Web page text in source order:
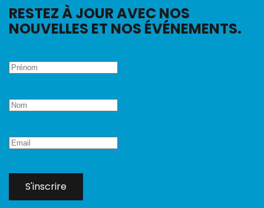
RESTEZ À JOUR AVEC NOS
NOUVELLES ET NOS ÉVÉNEMENTS.
S'inscrire